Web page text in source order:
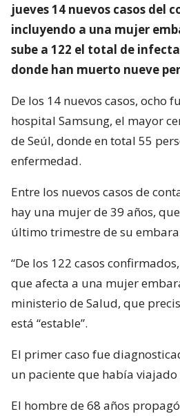
jueves 14 nuevos casos del
incluyendo a una mujer
sube a 122 el total de
donde han muerto nueve
De los 14 nuevos casos, ocho
hospital Samsung, el mayor
de Seúl, donde en total 55
enfermedad.
Entre los nuevos casos de
hay una mujer de 39 años,
último trimestre de su
“De los 122 casos
que afecta a una mujer
ministerio de Salud, que
está “estable”.
El primer caso fue
un paciente que había
El hombre de 68 años